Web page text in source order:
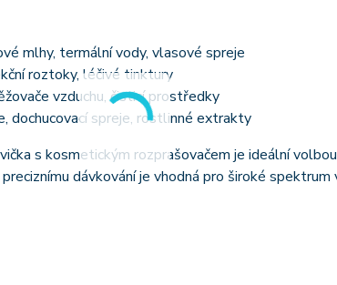
mlhy, termální vody, vlasové spreje
roztoky, léčivé tinktury
vzduchu, čisticí prostředky
dochucovací spreje, rostlinné extrakty
s kosmetickým rozprašovačem je ideální
dávkování je vhodná pro široké spektrum